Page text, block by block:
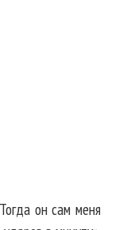
он сам меня